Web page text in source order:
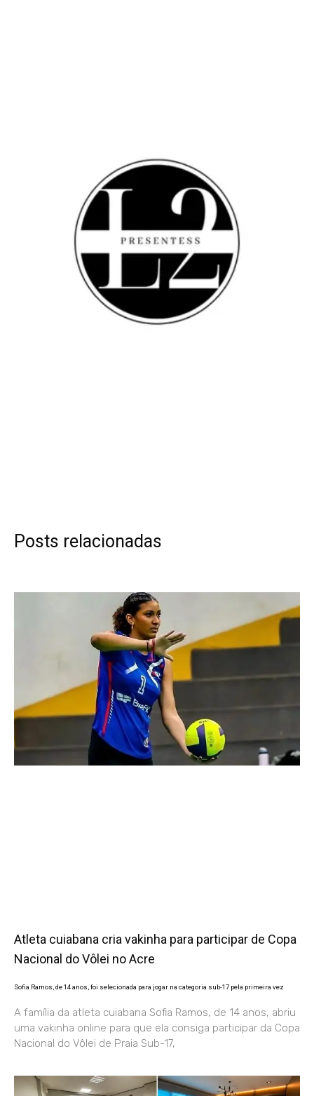
Posts relacionadas
Atleta cuiabana cria vakinha para participar de Copa
Nacional do Vôlei no Acre
Sofia Ramos, de 14 anos, foi selecionada para jogar na categoria sub-17 pela primeira vez
A família da atleta cuiabana Sofia Ramos, de 14 anos, abriu
uma vakinha online para que ela consiga participar da Copa
Nacional do Vôlei de Praia Sub-17,